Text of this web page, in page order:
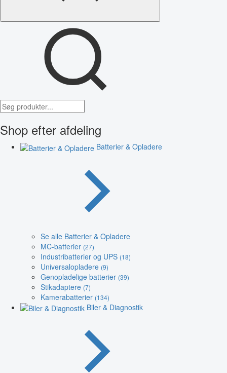
Shop efter afdeling
Batterier & Opladere
Se alle Batterier & Opladere
MC-batterier (27)
Industribatterier og UPS (18)
Universalopladere (9)
Genopladelige batterier (39)
Stikadaptere (7)
Kamerabatterier (134)
Biler & Diagnostik